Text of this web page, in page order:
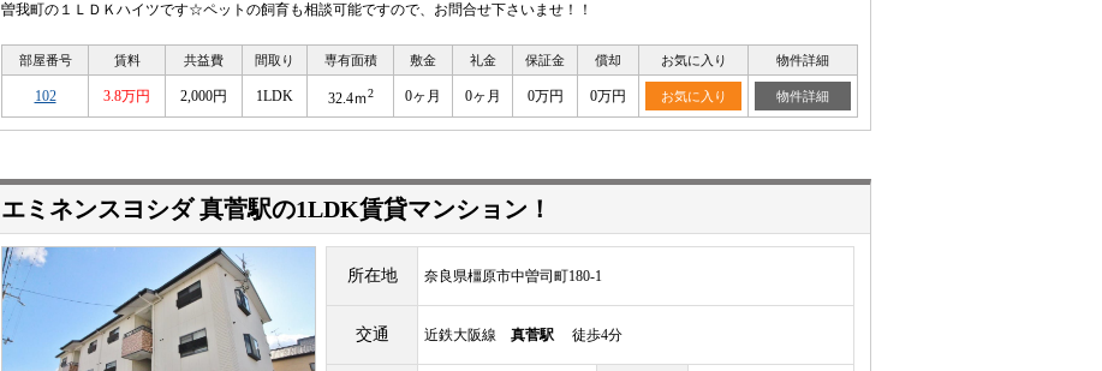
曽我町の１ＬＤＫハイツです☆ペットの飼育も相談可能ですので、お問合せ下さいませ！！
部屋番号 賃料 共益費 間取り 専有面積 敷金 礼金 保証金 償却 お気に入り 物件詳細
102 3.8万円 2,000円 1LDK 32.4ｍ2 0ヶ月 0ヶ月 0万円 0万円 お気に入り 物件詳細
エミネンスヨシダ 真菅駅の1LDK賃貸マンション！
所在地 奈良県橿原市中曽司町180-1
交通 近鉄大阪線 真菅駅 徒歩4分